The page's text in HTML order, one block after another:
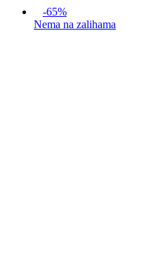
-65%
Nema na zalihama